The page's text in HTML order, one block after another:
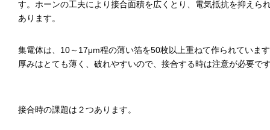
す。ホーンの工夫により接合面積を広くとり、電気抵抗を抑えら
あります。
集電体は、10～17μm程の薄い箔を50枚以上重ねて作られていま
厚みはとても薄く、破れやすいので、接合する時は注意が必要で
接合時の課題は２つあります。